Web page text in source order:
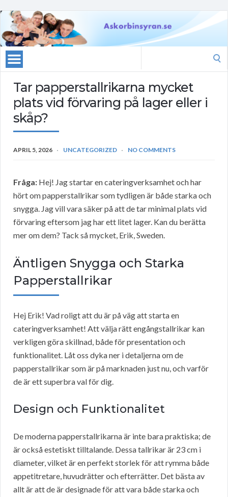
Tar papperstallrikarna mycket
plats vid förvaring på lager eller i
skåp?
APRIL 5, 2026 UNCATEGORIZED NO COMMENTS
Fråga: Hej! Jag startar en cateringverksamhet och har
hört om papperstallrikar som tydligen är både starka och
snygga. Jag vill vara säker på att de tar minimal plats vid
förvaring eftersom jag har ett litet lager. Kan du berätta
mer om dem? Tack så mycket, Erik, Sweden.
Äntligen Snygga och Starka
Papperstallrikar
Hej Erik! Vad roligt att du är på väg att starta en
cateringverksamhet! Att välja rätt engångstallrikar kan
verkligen göra skillnad, både för presentation och
funktionalitet. Låt oss dyka ner i detaljerna om de
papperstallrikar som är på marknaden just nu, och varför
de är ett superbra val för dig.
Design och Funktionalitet
De moderna papperstallrikarna är inte bara praktiska; de
är också estetiskt tilltalande. Dessa tallrikar är 23 cm i
diameter, vilket är en perfekt storlek för att rymma både
appetitretare, huvudrätter och efterrätter. Det bästa av
allt är att de är designade för att vara både starka och